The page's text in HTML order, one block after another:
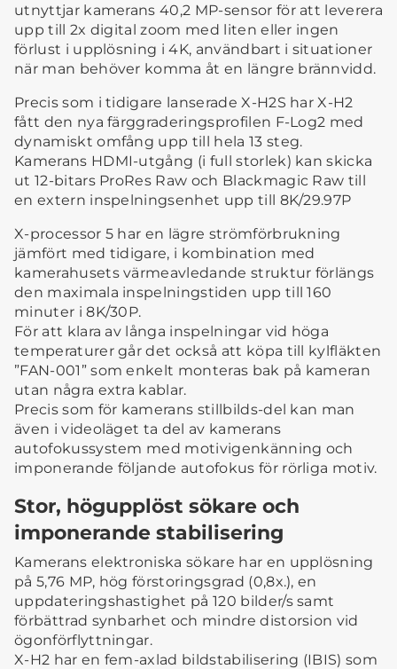
utnyttjar kamerans 40,2 MP-sensor för att leverera
upp till 2x digital zoom med liten eller ingen
förlust i upplösning i 4K, användbart i situationer
när man behöver komma åt en längre brännvidd.
Precis som i tidigare lanserade X-H2S har X-H2
fått den nya färggraderingsprofilen F-Log2 med
dynamiskt omfång upp till hela 13 steg.
Kamerans HDMI-utgång (i full storlek) kan skicka
ut 12-bitars ProRes Raw och Blackmagic Raw till
en extern inspelningsenhet upp till 8K/29.97P
X-processor 5 har en lägre strömförbrukning
jämfört med tidigare, i kombination med
kamerahusets värmeavledande struktur förlängs
den maximala inspelningstiden upp till 160
minuter i 8K/30P.
För att klara av långa inspelningar vid höga
temperaturer går det också att köpa till kylfläkten
”FAN-001” som enkelt monteras bak på kameran
utan några extra kablar.
Precis som för kamerans stillbilds-del kan man
även i videoläget ta del av kamerans
autofokussystem med motivigenkänning och
imponerande följande autofokus för rörliga motiv.
Stor, högupplöst sökare och
imponerande stabilisering
Kamerans elektroniska sökare har en upplösning
på 5,76 MP, hög förstoringsgrad (0,8x.), en
uppdateringshastighet på 120 bilder/s samt
förbättrad synbarhet och mindre distorsion vid
ögonförflyttningar.
X-H2 har en fem-axlad bildstabilisering (IBIS) som